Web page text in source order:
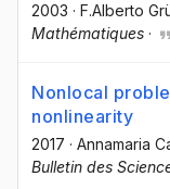
2003 · F.Alberto
Mathématiques ·
Nonlocal
nonlinearity
2017 · Annamaria
Bulletin des